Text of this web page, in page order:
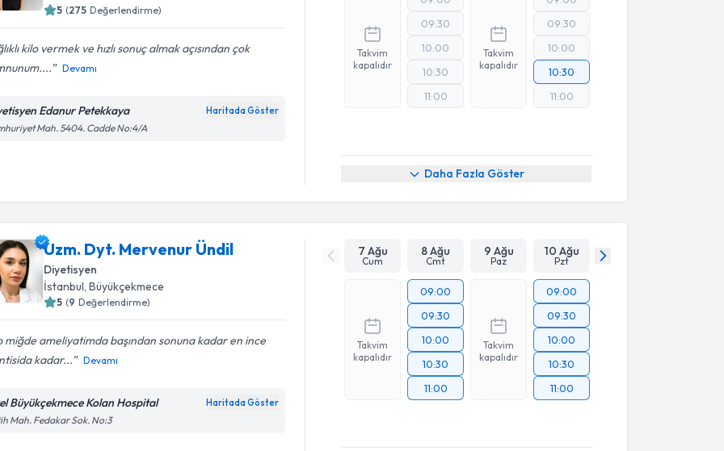
5 (275 Değerlendirme)
kilo vermek ve hızlı sonuç almak açısından çok
Devamı
Edanur Petekkaya Haritada Göster
Mah. 5404. Cadde No:4/A
Takvim
kapalıdır
09:30
10:00
10:30
11:00
Takvim
kapalıdır
09:30
10:00
10:30
11:00
Daha Fazla Göster
Uzm. Dyt. Mervenur Ündil
Diyetisyen
İstanbul , Büyükçekmece
5 (9 Değerlendirme)
miğde ameliyatimda başından sonuna kadar en ince
kadar...
Devamı
Büyükçekmece Kolan Hospital Haritada Göster
Mah. Fedakar Sok. No:3
7 Ağu
Cum
8 Ağu
Cmt
9 Ağu
Paz
10 Ağu
Pzt
Takvim
kapalıdır
09:00
09:30
10:00
10:30
11:00
Takvim
kapalıdır
09:00
09:30
10:00
10:30
11:00